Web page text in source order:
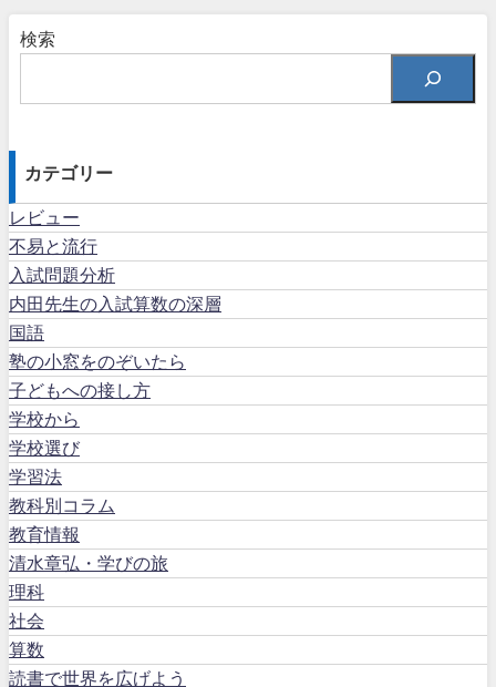
検索
カテゴリー
レビュー
不易と流行
入試問題分析
内田先生の入試算数の深層
国語
塾の小窓をのぞいたら
子どもへの接し方
学校から
学校選び
学習法
教科別コラム
教育情報
清水章弘・学びの旅
理科
社会
算数
読書で世界を広げよう